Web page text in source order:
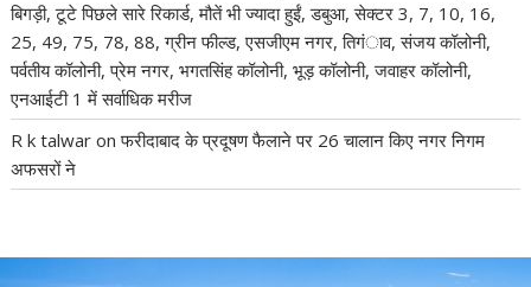
बिगड़ी, टूटे पिछले सारे रिकार्ड, मौतें भी ज्यादा हुईं, डबुआ, सेक्टर 3, 7, 10, 16,
25, 49, 75, 78, 88, ग्रीन फील्ड, एसजीएम नगर, तिगंाव, संजय कॉलोनी,
पर्वतीय कॉलोनी, प्रेम नगर, भगतसिंह कॉलोनी, भूड़ कॉलोनी, जवाहर कॉलोनी,
एनआईटी 1 में सर्वाधिक मरीज
R k talwar onफरीदाबाद के प्रदूषण फैलाने पर 26 चालान किए नगर निगम
अफसरों ने